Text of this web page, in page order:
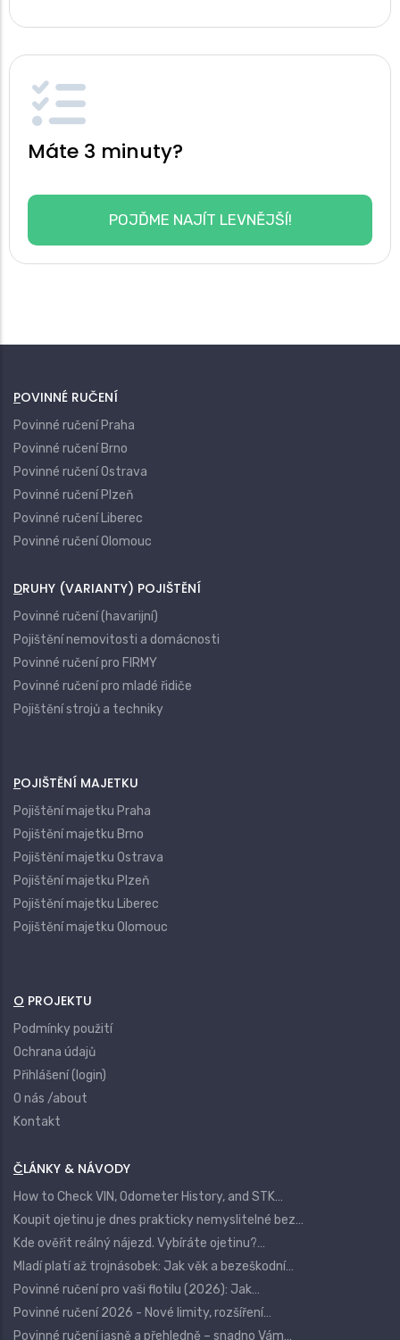
Máte 3 minuty?
POJĎME NAJÍT LEVNĚJŠÍ!
POVINNÉ RUČENÍ
Povinné ručení Praha
Povinné ručení Brno
Povinné ručení Ostrava
Povinné ručení Plzeň
Povinné ručení Liberec
Povinné ručení Olomouc
DRUHY (VARIANTY) POJIŠTĚNÍ
Povinné ručení (havarijní)
Pojištění nemovitosti a domácnosti
Povinné ručení pro FIRMY
Povinné ručení pro mladé řidiče
Pojištění strojů a techniky
POJIŠTĚNÍ MAJETKU
Pojištění majetku Praha
Pojištění majetku Brno
Pojištění majetku Ostrava
Pojištění majetku Plzeň
Pojištění majetku Liberec
Pojištění majetku Olomouc
O PROJEKTU
Podmínky použití
Ochrana údajů
Přihlášení (login)
O nás /about
Kontakt
ČLÁNKY & NÁVODY
How to Check VIN, Odometer History, and STK…
Koupit ojetinu je dnes prakticky nemyslitelné bez…
Kde ověřit reálný nájezd. Vybíráte ojetinu?…
Mladí platí až trojnásobek: Jak věk a bezeškodní…
Povinné ručení pro vaši flotilu (2026): Jak…
Povinné ručení 2026 - Nové limity, rozšíření…
Povinné ručení jasně a přehledně – snadno Vám…